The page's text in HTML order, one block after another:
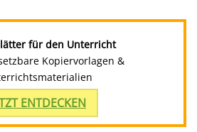
für den Unterricht
Kopiervorlagen &
ENTDECKEN